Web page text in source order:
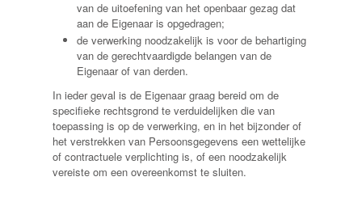
van de uitoefening van het openbaar gezag dat
aan de Eigenaar is opgedragen;
de verwerking noodzakelijk is voor de behartiging
van de gerechtvaardigde belangen van de
Eigenaar of van derden.
In ieder geval is de Eigenaar graag bereid om de
specifieke rechtsgrond te verduidelijken die van
toepassing is op de verwerking, en in het bijzonder of
het verstrekken van Persoonsgegevens een wettelijke
of contractuele verplichting is, of een noodzakelijk
vereiste om een overeenkomst te sluiten.